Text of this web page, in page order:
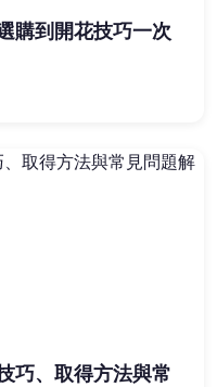
購到開花技巧一次
巧、取得方法與常